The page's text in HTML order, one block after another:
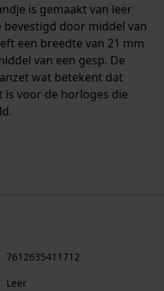
is gemaakt van leer
door middel van
een breedte van 21 mm
van een gesp. De
wat betekent dat
is voor de horloges die
7612635411712
Leer